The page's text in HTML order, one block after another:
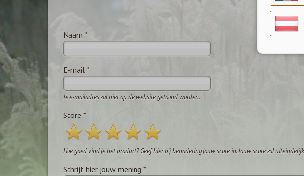
Naam *
E-mail *
Je e-mailadres zal niet op de website getoond worden.
Score *
Hoe goed vind je het product? Geef hier bij benadering jouw score in. Jouw score zal
Schrijf hier jouw mening *